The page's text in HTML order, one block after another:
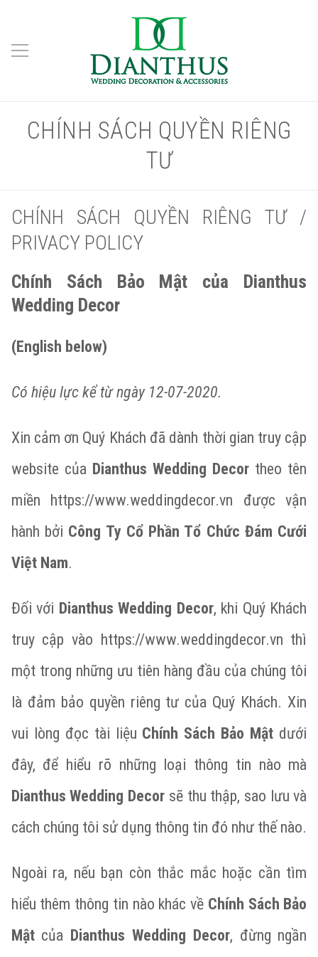
CHÍNH SÁCH QUYỀN RIÊNG
TƯ
CHÍNH SÁCH QUYỀN RIÊNG TƯ /
PRIVACY POLICY
Chính Sách Bảo Mật của Dianthus
Wedding Decor
(English below)
Có hiệu lực kể từ ngày 12-07-2020.
Xin cảm ơn Quý Khách đã dành thời gian truy cập
website của Dianthus Wedding Decor theo tên
miền https://www.weddingdecor.vn được vận
hành bởi Công Ty Cổ Phần Tổ Chức Đám Cưới
Việt Nam.
Đối với Dianthus Wedding Decor, khi Quý Khách
truy cập vào https://www.weddingdecor.vn thì
một trong những ưu tiên hàng đầu của chúng tôi
là đảm bảo quyền riêng tư của Quý Khách. Xin
vui lòng đọc tài liệu Chính Sách Bảo Mật dưới
đây, để hiểu rõ những loại thông tin nào mà
Dianthus Wedding Decor sẽ thu thập, sao lưu và
cách chúng tôi sử dụng thông tin đó như thế nào.
Ngoài ra, nếu bạn còn thắc mắc hoặc cần tìm
hiểu thêm thông tin nào khác về Chính Sách Bảo
Mật của Dianthus Wedding Decor, đừng ngần